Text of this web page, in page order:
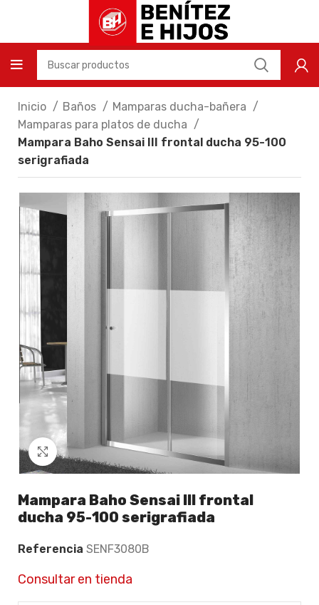
Inicio Baños
Mamparas ducha-bañera
Mamparas para platos de ducha
Mampara Baho Sensai III frontal ducha 95-100
serigrafiada
Click to enlarge
Mampara Baho Sensai III frontal
ducha 95-100 serigrafiada
Referencia SENF3080B
Consultar en tienda